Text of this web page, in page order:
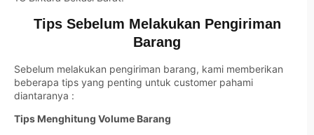
Tips Sebelum Melakukan Pengiriman
Barang
Sebelum melakukan pengiriman barang, kami memberikan
beberapa tips yang penting untuk customer pahami
diantaranya :
Tips Menghitung Volume Barang